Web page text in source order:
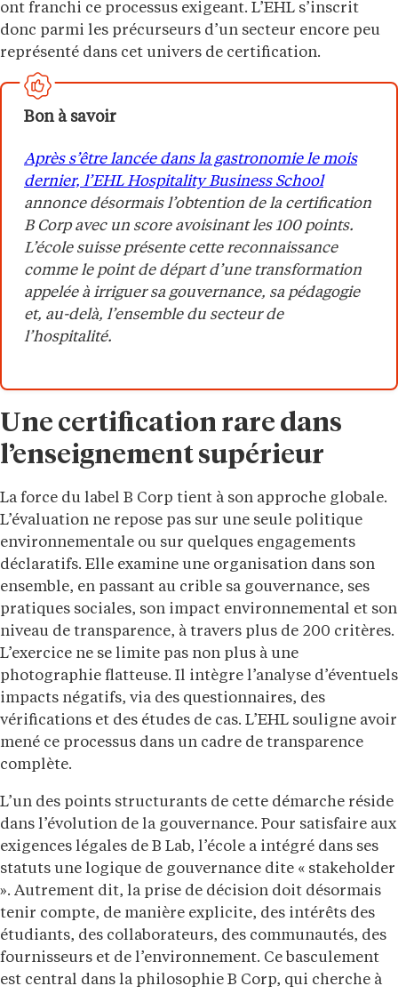
ont franchi ce processus exigeant. L’EHL s’inscrit
donc parmi les précurseurs d’un secteur encore peu
représenté dans cet univers de certification.
Bon à savoir
Après s’être lancée dans la gastronomie le mois
dernier, l’EHL Hospitality Business School
annonce désormais l’obtention de la certification
B Corp avec un score avoisinant les 100 points.
L’école suisse présente cette reconnaissance
comme le point de départ d’une transformation
appelée à irriguer sa gouvernance, sa pédagogie
et, au-delà, l’ensemble du secteur de
l’hospitalité.
Une certification rare dans
l’enseignement supérieur
La force du label B Corp tient à son approche globale.
L’évaluation ne repose pas sur une seule politique
environnementale ou sur quelques engagements
déclaratifs. Elle examine une organisation dans son
ensemble, en passant au crible sa gouvernance, ses
pratiques sociales, son impact environnemental et son
niveau de transparence, à travers plus de 200 critères.
L’exercice ne se limite pas non plus à une
photographie flatteuse. Il intègre l’analyse d’éventuels
impacts négatifs, via des questionnaires, des
vérifications et des études de cas. L’EHL souligne avoir
mené ce processus dans un cadre de transparence
complète.
L’un des points structurants de cette démarche réside
dans l’évolution de la gouvernance. Pour satisfaire aux
exigences légales de B Lab, l’école a intégré dans ses
statuts une logique de gouvernance dite « stakeholder
». Autrement dit, la prise de décision doit désormais
tenir compte, de manière explicite, des intérêts des
étudiants, des collaborateurs, des communautés, des
fournisseurs et de l’environnement. Ce basculement
est central dans la philosophie B Corp, qui cherche à